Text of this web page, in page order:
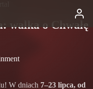
walka o Chwałę
W dniach 7–23 lipca, od